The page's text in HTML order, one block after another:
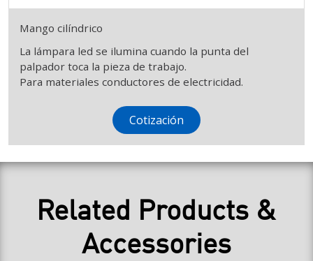
Mango cilíndrico
La lámpara led se ilumina cuando la punta del
palpador toca la pieza de trabajo.
Para materiales conductores de electricidad.
Cotización
Related Products &
Accessories